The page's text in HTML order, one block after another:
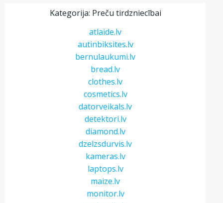
Kategorija: Preču tirdzniecībai
atlaide.lv
autinbiksites.lv
bernulaukumi.lv
bread.lv
clothes.lv
cosmetics.lv
datorveikals.lv
detektori.lv
diamond.lv
dzelzsdurvis.lv
kameras.lv
laptops.lv
maize.lv
monitor.lv